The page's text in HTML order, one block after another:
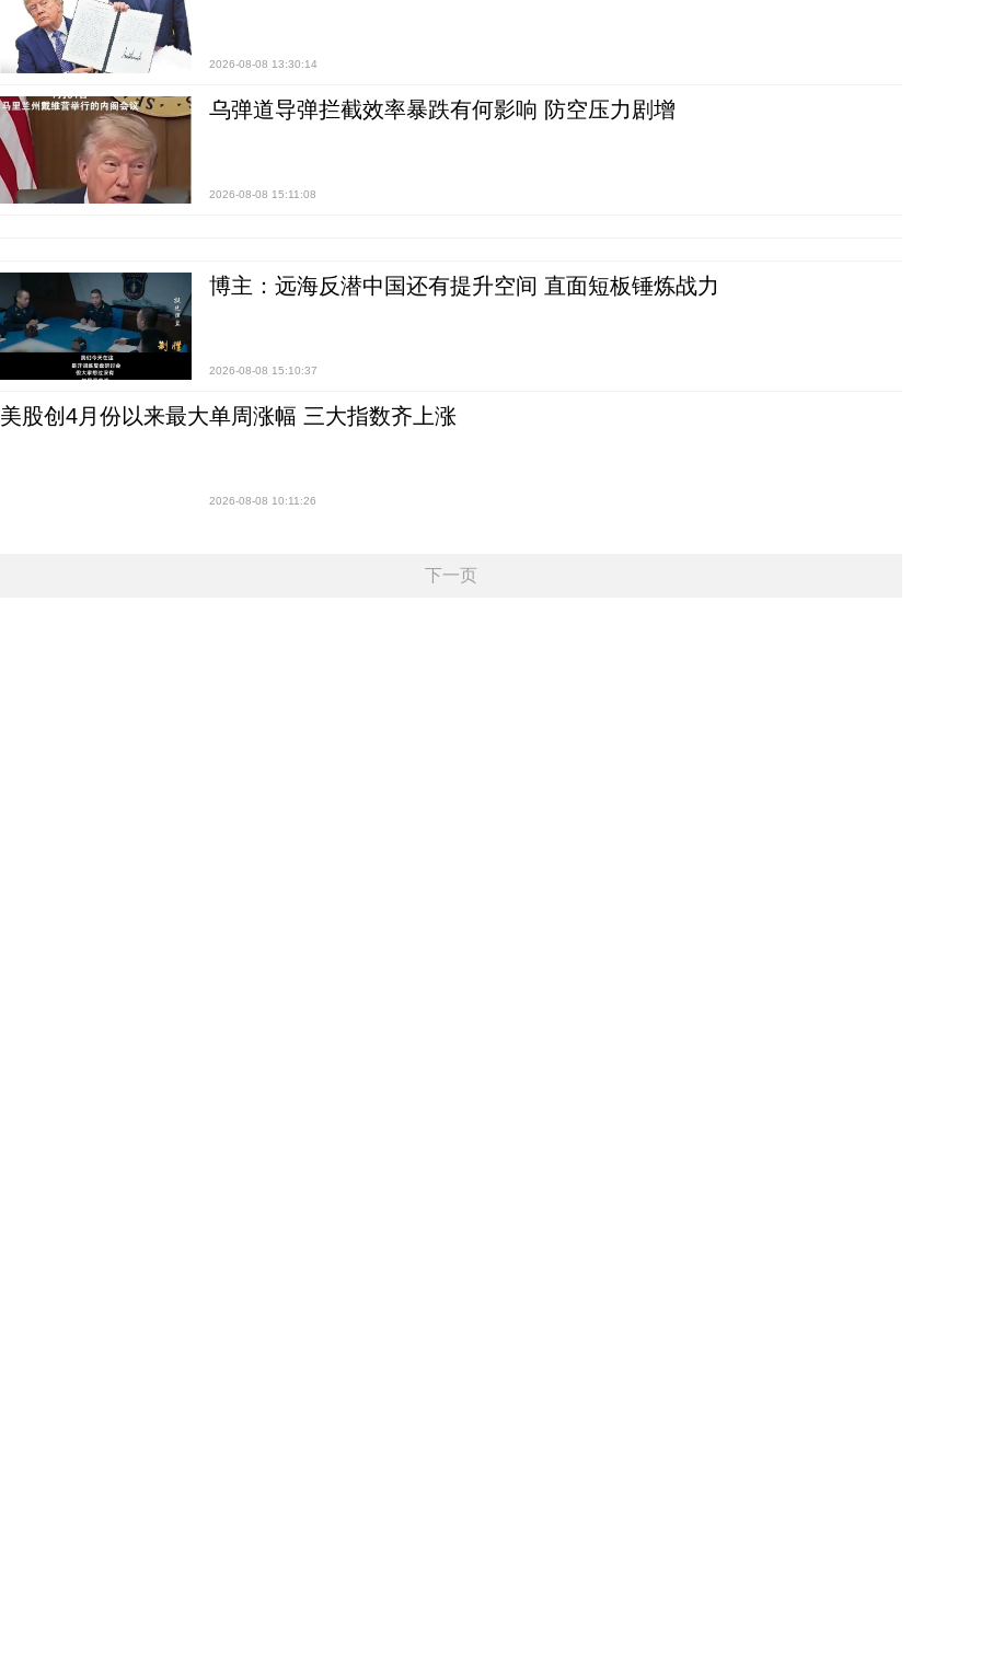
2026-08-08 13:30:14
乌弹道导弹拦截效率暴跌有何影响 防空压力剧增
2026-08-08 15:11:08
博主：远海反潜中国还有提升空间 直面短板锤炼战力
2026-08-08 15:10:37
美股创4月份以来最大单周涨幅 三大指数齐上涨
2026-08-08 10:11:26
下一页